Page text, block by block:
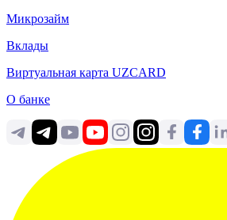
Микрозайм
Вклады
Виртуальная карта UZCARD
О банке